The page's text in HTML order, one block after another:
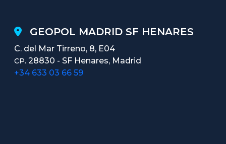
GEOPOL MADRID SF HENARES
C. del Mar Tirreno, 8, E04
CP. 28830 - SF Henares, Madrid
+34 633 03 66 59